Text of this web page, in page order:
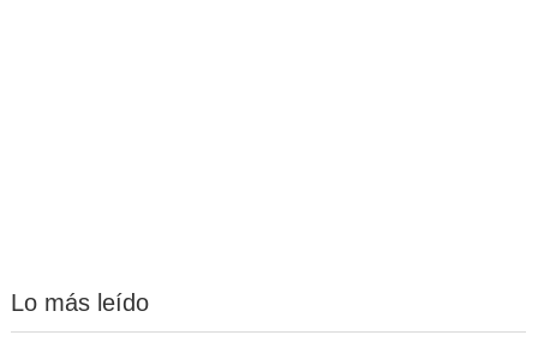
Lo más leído